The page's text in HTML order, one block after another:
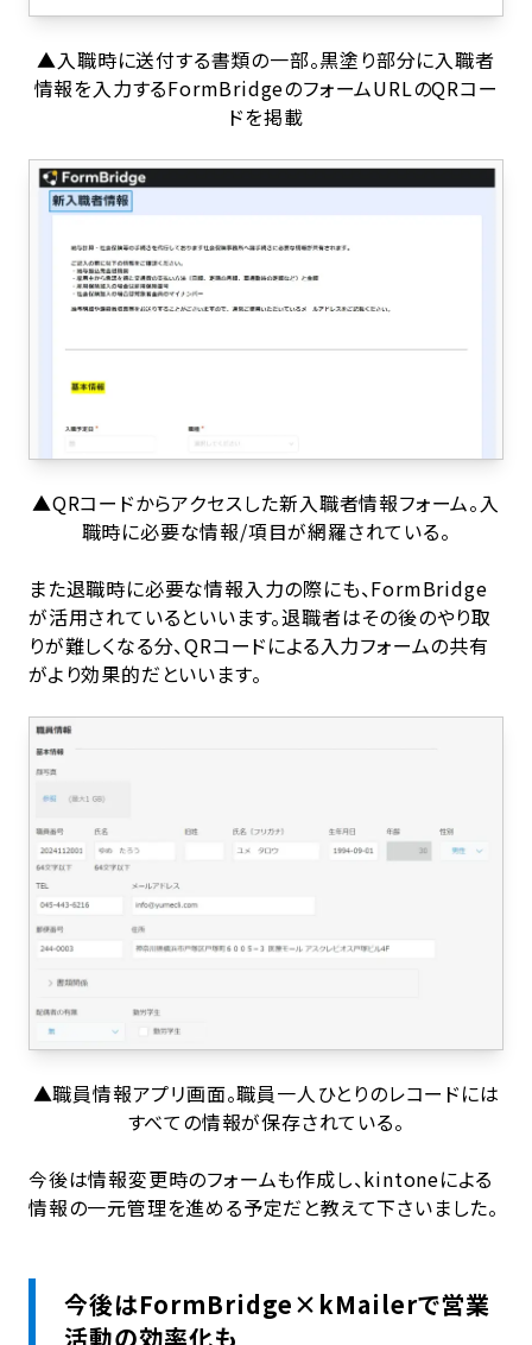
▲入職時に送付する書類の一部。黒塗り部分に入職者
情報を入力するFormBridgeのフォームURLのQRコー
ドを掲載
▲QRコードからアクセスした新入職者情報フォーム。入
職時に必要な情報/項目が網羅されている。
また退職時に必要な情報入力の際にも、FormBridge
が活用されているといいます。退職者はその後のやり取
りが難しくなる分、QRコードによる入力フォームの共有
がより効果的だといいます。
▲職員情報アプリ画面。職員一人ひとりのレコードには
すべての情報が保存されている。
今後は情報変更時のフォームも作成し、kintoneによる
情報の一元管理を進める予定だと教えて下さいました。
今後はFormBridge×kMailerで営業
活動の効率化も